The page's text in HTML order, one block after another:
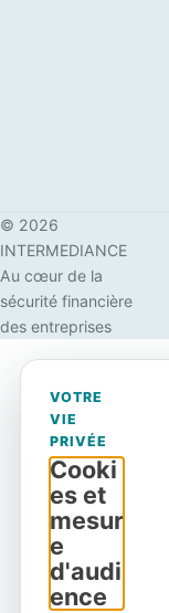
© 2026
INTERMEDIANCE
Au cœur de la
sécurité financière
des entreprises
VOTRE
VIE
PRIVÉE
Cooki
es et
mesur
e
d'audi
ence